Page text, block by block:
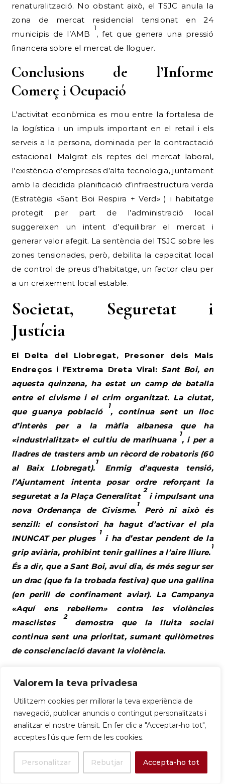
Valorem la teva privadesa
Utilitzem cookies per millorar la teva experiència de
navegació, publicar anuncis o contingut personalitzats i
analitzar el nostre trànsit. En fer clic a "Acceptar-ho tot",
acceptes l'ús que fem de les cookies.
Personalitzar Rebutjar Accepta-ho tot
renaturalització. No obstant això, el TSJC anula la
zona de mercat residencial tensionat en 24
municipis de l’AMB
1
, fet que genera una pressió
financera sobre el mercat de lloguer.
Conclusions de l’Informe
Comerç i Ocupació
L’activitat econòmica es mou entre la fortalesa de
la logística i un impuls important en el retail i els
serveis a la persona, dominada per la contractació
estacional. Malgrat els reptes del mercat laboral,
l’existència d’empreses d’alta tecnologia, juntament
amb la decidida planificació d’infraestructura verda
(Estratègia «Sant Boi Respira + Verd» ) i habitatge
protegit per part de l’administració local
suggereixen un intent d’equilibrar el mercat i
generar valor afegit. La sentència del TSJC sobre les
zones tensionades, però, debilita la capacitat local
de control de preus d’habitatge, un factor clau per
a un creixement local estable.
Societat, Seguretat i
Justícia
El Delta del Llobregat, Presoner dels Mals
Endreços i l’Extrema Dreta Viral: Sant Boi, en
aquesta quinzena, ha estat un camp de batalla
entre el civisme i el crim organitzat. La ciutat,
que guanya població
1
, continua sent un lloc
d’interès per a la màfia albanesa que ha
«industrialitzat» el cultiu de marihuana
1
, i per a
lladres de trasters amb un rècord de robatoris (60
al Baix Llobregat).
1
Enmig d’aquesta tensió,
l’Ajuntament intenta posar ordre reforçant la
seguretat a la Plaça Generalitat
2
i impulsant una
nova Ordenança de Civisme.
1
Però ni això és
senzill: el consistori ha hagut d’activar el pla
INUNCAT per pluges
1
i ha d’estar pendent de la
grip aviària, prohibint tenir gallines a l’aire lliure.
1
És a dir, que a Sant Boi, avui dia, és més segur ser
un drac (que fa la trobada festiva) que una gallina
(en perill de confinament aviar). La Campanya
«Aquí ens rebel·lem» contra les violències
masclistes
2
demostra que la lluita social
continua sent una prioritat, sumant quilòmetres
de conscienciació davant la violència.
local de la província de Barcelona
Sant Boi de Llobregat és el tercer municipi de la
comarca que més població guanya (921 habitants),
un indicador de la seva vitalitat demogràfica. |
diba.cat |